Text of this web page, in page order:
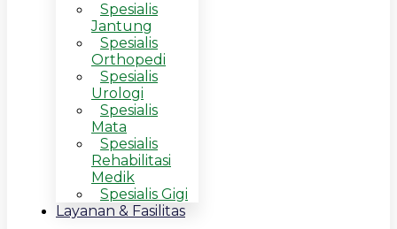
Spesialis
Jantung
Spesialis
Orthopedi
Spesialis
Urologi
Spesialis
Mata
Spesialis
Rehabilitasi
Medik
Spesialis Gigi
Layanan & Fasilitas